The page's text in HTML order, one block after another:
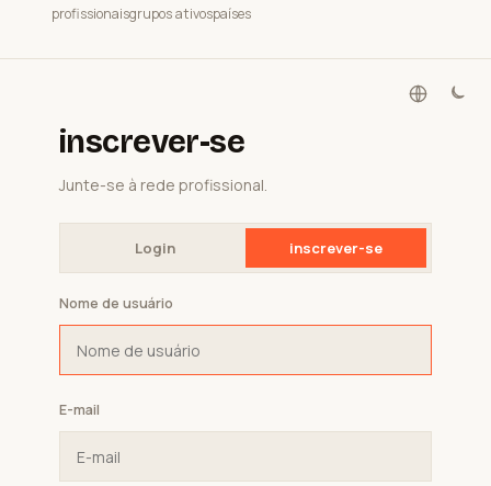
profissionaisgrupos ativospaíses
inscrever-se
Junte-se à rede profissional.
Login inscrever-se
Nome de usuário
E-mail